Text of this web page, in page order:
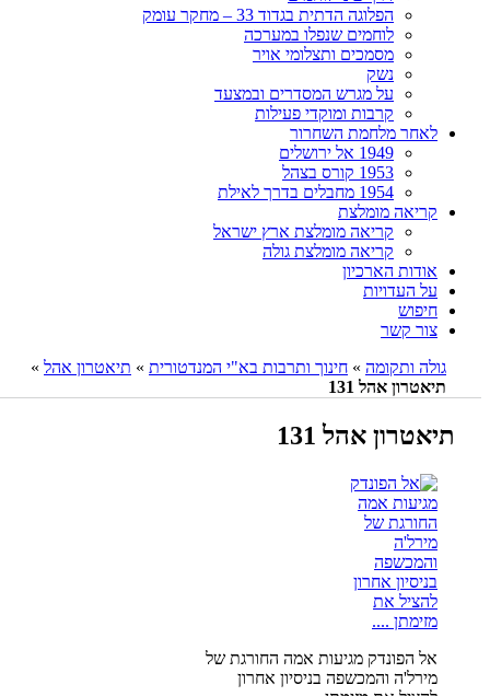
הפלוגה הדתית בגדוד 33 – מחקר עומק
לוחמים שנפלו במערכה
מסמכים ותצלומי אויר
נשק
על מגרש המסדרים ובמצעד
קרבות ומוקדי פעילות
לאחר מלחמת השחרור
1949 אל ירושלים
1953 קורס בצהל
1954 מחבלים בדרך לאילת
קריאה מומלצת
קריאה מומלצת ארץ ישראל
קריאה מומלצת גולה
אודות הארכיון
על העדויות
חיפוש
צור קשר
גולה ותקומה»חינוך ותרבות בא"י המנדטורית»תיאטרון אהל»
תיאטרון אהל 131
תיאטרון אהל 131
אל הפונדק מגיעות אמה החורגת של
מירל'ה והמכשפה בניסיון אחרון